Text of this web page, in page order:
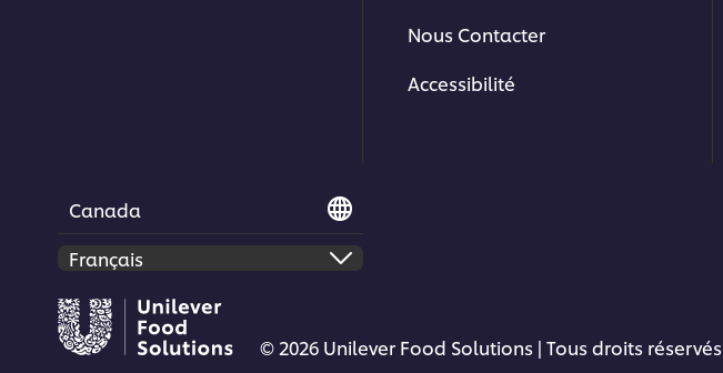
Nous Contacter
Accessibilité
Canada
© 2026 Unilever Food Solutions | Tous droits réservés